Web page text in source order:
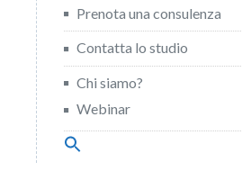
Prenota una consulenza
Contatta lo studio
Chi siamo?
Webinar